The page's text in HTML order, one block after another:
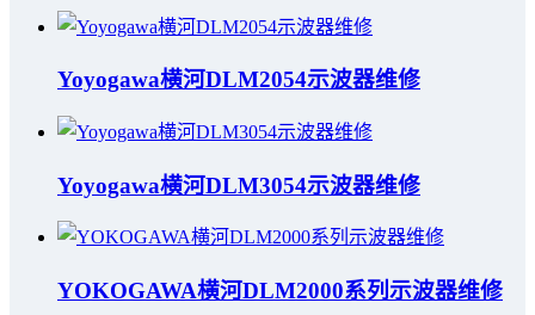
Yoyogawa横河DLM2054示波器维修
Yoyogawa横河DLM3054示波器维修
YOKOGAWA横河DLM2000系列示波器维修